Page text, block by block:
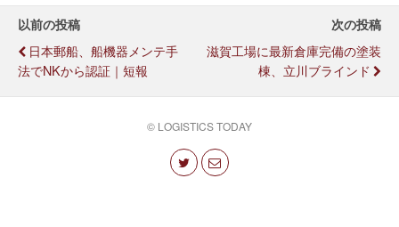
以前の投稿
日本郵船、船機器メンテ手
法でNKから認証｜短報
次の投稿
滋賀工場に最新倉庫完備の塗装
棟、立川ブラインド
© LOGISTICS TODAY